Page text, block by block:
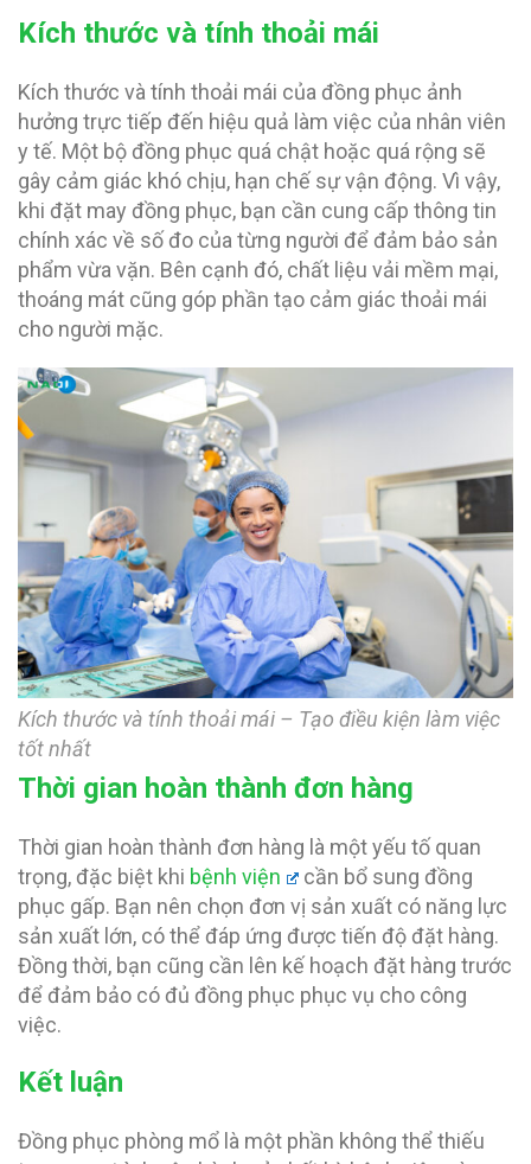
Kích thước và tính thoải mái
Kích thước và tính thoải mái của đồng phục ảnh
hưởng trực tiếp đến hiệu quả làm việc của nhân viên
y tế. Một bộ đồng phục quá chật hoặc quá rộng sẽ
gây cảm giác khó chịu, hạn chế sự vận động. Vì vậy,
khi đặt may đồng phục, bạn cần cung cấp thông tin
chính xác về số đo của từng người để đảm bảo sản
phẩm vừa vặn. Bên cạnh đó, chất liệu vải mềm mại,
thoáng mát cũng góp phần tạo cảm giác thoải mái
cho người mặc.
Kích thước và tính thoải mái – Tạo điều kiện làm việc
tốt nhất
Thời gian hoàn thành đơn hàng
Thời gian hoàn thành đơn hàng là một yếu tố quan
trọng, đặc biệt khi bệnh viện
cần bổ sung đồng
phục gấp. Bạn nên chọn đơn vị sản xuất có năng lực
sản xuất lớn, có thể đáp ứng được tiến độ đặt hàng.
Đồng thời, bạn cũng cần lên kế hoạch đặt hàng trước
để đảm bảo có đủ đồng phục phục vụ cho công
việc.
Kết luận
Đồng phục phòng mổ là một phần không thể thiếu